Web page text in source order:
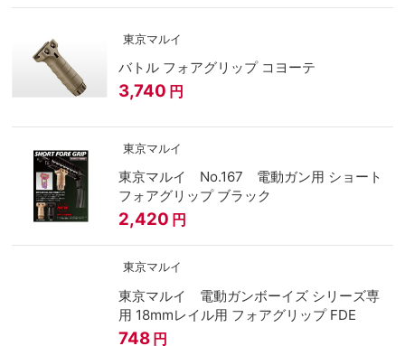
東京マルイ
バトル フォアグリップ コヨーテ
3,740 円
東京マルイ
東京マルイ No.167 電動ガン用 ショート
フォアグリップ ブラック
2,420 円
東京マルイ
東京マルイ 電動ガンボーイズ シリーズ専
用 18mmレイル用 フォアグリップ FDE
748 円